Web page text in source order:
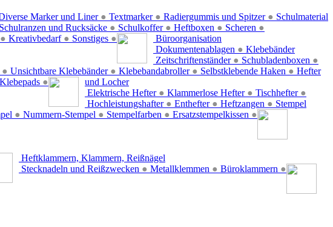
Marker und Liner ● Textmarker ● Radiergummis und Spitzer ● Schulmaterial
Schulranzen und Rucksäcke ● Schulkoffer ● Heftboxen ● Scheren ●
● Kreativbedarf ● Sonstiges ●
Büroorganisation
Dokumentenablagen ●
Zeitschriftenständer ● Schubladenboxen ●
Klebebänder
● Unsichtbare Klebebänder ● Klebebandabroller ● Selbstklebende Haken ●
●
Hefter
und Locher
Elektrische Hefter ● Klammerlose Hefter ● Tischhefter ●
Hochleistungshafter ● Enthefter ● Heftzangen ● Stempel
● Nummern-Stempel ● Stempelfarben ● Ersatzstempelkissen ●
Heftklammern, Klammern, Reißnägel
Stecknadeln und Reißzwecken ● Metallklemmen ● Büroklammern ●